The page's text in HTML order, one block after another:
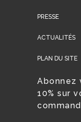
PRESSE
ACTUALITÉS
PLAN DU SITE
Abonnez
10% sur